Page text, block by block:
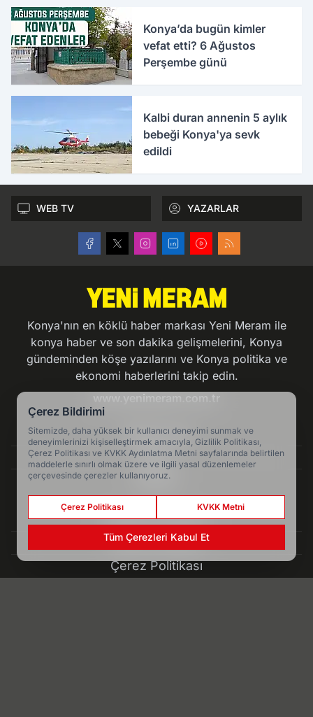
Konya’da bugün kimler
vefat etti? 6 Ağustos
Perşembe günü
Kalbi duran annenin 5 aylık
bebeği Konya'ya sevk
edildi
WEB TV YAZARLAR
Konya'nın en köklü haber markası Yeni Meram ile
konya haber ve son dakika gelişmelerini, Konya
gündeminden köşe yazılarını ve Konya politika ve
ekonomi haberlerini takip edin.
www.yenimeram.com.tr
Hakkımızda
Künye
Reklam
Kullanım Koşulları
Gizlilik Politikası
Çerez Politikası
Çerez Bildirimi
Sitemizde, daha yüksek bir kullanıcı deneyimi sunmak ve
deneyimlerinizi kişiselleştirmek amacıyla, Gizlilik Politikası,
Çerez Politikası ve KVKK Aydınlatma Metni sayfalarında belirtilen
maddelerle sınırlı olmak üzere ve ilgili yasal düzenlemeler
çerçevesinde çerezler kullanıyoruz.
Çerez Politikası KVKK Metni
Tüm Çerezleri Kabul Et